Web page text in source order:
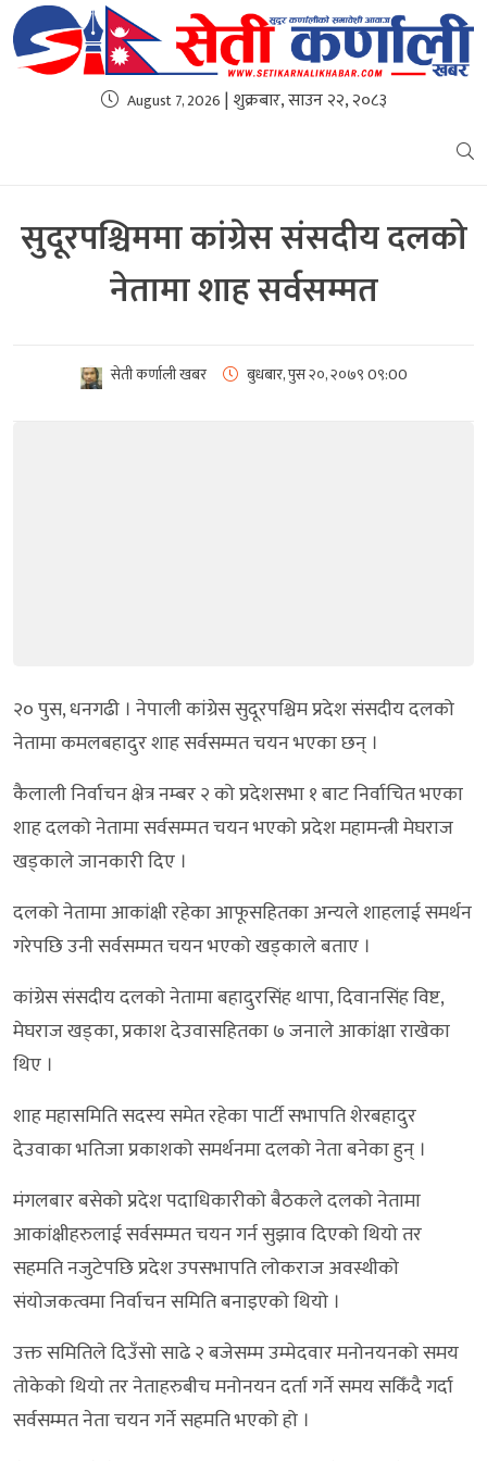
August 7, 2026 | शुक्रबार, साउन २२, २०८३
सुदूरपश्चिममा कांग्रेस संसदीय दलको
नेतामा शाह सर्वसम्मत
सेती कर्णाली खबर बुधबार, पुस २०, २०७९0९:00
२० पुस, धनगढी । नेपाली कांग्रेस सुदूरपश्चिम प्रदेश संसदीय दलको
नेतामा कमलबहादुर शाह सर्वसम्मत चयन भएका छन् ।
कैलाली निर्वाचन क्षेत्र नम्बर २ को प्रदेशसभा १ बाट निर्वाचित भएका
शाह दलको नेतामा सर्वसम्मत चयन भएको प्रदेश महामन्त्री मेघराज
खड्काले जानकारी दिए ।
दलको नेतामा आकांक्षी रहेका आफूसहितका अन्यले शाहलाई समर्थन
गरेपछि उनी सर्वसम्मत चयन भएको खड्काले बताए ।
कांग्रेस संसदीय दलको नेतामा बहादुरसिंह थापा, दिवानसिंह विष्ट,
मेघराज खड्का, प्रकाश देउवासहितका ७ जनाले आकांक्षा राखेका
थिए ।
शाह महासमिति सदस्य समेत रहेका पार्टी सभापति शेरबहादुर
देउवाका भतिजा प्रकाशको समर्थनमा दलको नेता बनेका हुन् ।
मंगलबार बसेको प्रदेश पदाधिकारीको बैठकले दलको नेतामा
आकांक्षीहरुलाई सर्वसम्मत चयन गर्न सुझाव दिएको थियो तर
सहमति नजुटेपछि प्रदेश उपसभापति लोकराज अवस्थीको
संयोजकत्वमा निर्वाचन समिति बनाइएको थियो ।
उक्त समितिले दिउँसो साढे २ बजेसम्म उम्मेदवार मनोनयनको समय
तोकेको थियो तर नेताहरुबीच मनोनयन दर्ता गर्ने समय सकिँदै गर्दा
सर्वसम्मत नेता चयन गर्ने सहमति भएको हो ।